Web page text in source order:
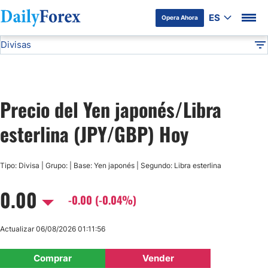
Opera Ahora ES
Divulgación del Anunciante
Divisas
USD/JPY
GBP/USD
AUD/USD
Precio del Yen japonés/Libra
esterlina (JPY/GBP) Hoy
Tipo: Divisa | Grupo: | Base: Yen japonés | Segundo: Libra esterlina
0.00 -0.00 (-0.04%)
Comprar Vender
Actualizar 06/08/2026 01:11:56